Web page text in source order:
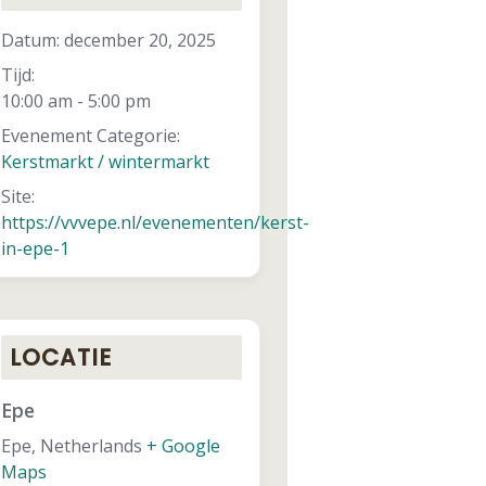
Datum: december 20, 2025
Tijd:
10:00 am - 5:00 pm
Evenement Categorie:
Kerstmarkt / wintermarkt
Site:
https://vvvepe.nl/evenementen/kerst-
in-epe-1
LOCATIE
Epe
Epe, Netherlands + Google
Maps